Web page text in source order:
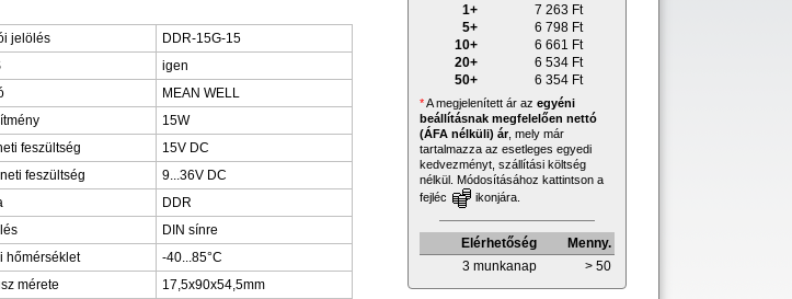
jelölés
DDR-15G-15
igen
MEAN WELL
15W
feszültség
15V DC
feszültség
9...36V DC
DDR
DIN sínre
hőmérséklet
-40...85°C
mérete
17,5x90x54,5mm
1+ 7 263 Ft
5+
6 798 Ft
10+
6 661 Ft
20+
6 534 Ft
50+
6 354 Ft
*A megjelenített ár az egyéni
beállításnak megfelelően nettó
(ÁFA nélküli) ár, mely már
tartalmazza az esetleges egyedi
kedvezményt, szállítási költség
nélkül. Módosításához kattintson a
fejléc
ikonjára.
Elérhetőség
Menny.
3 munkanap
> 50